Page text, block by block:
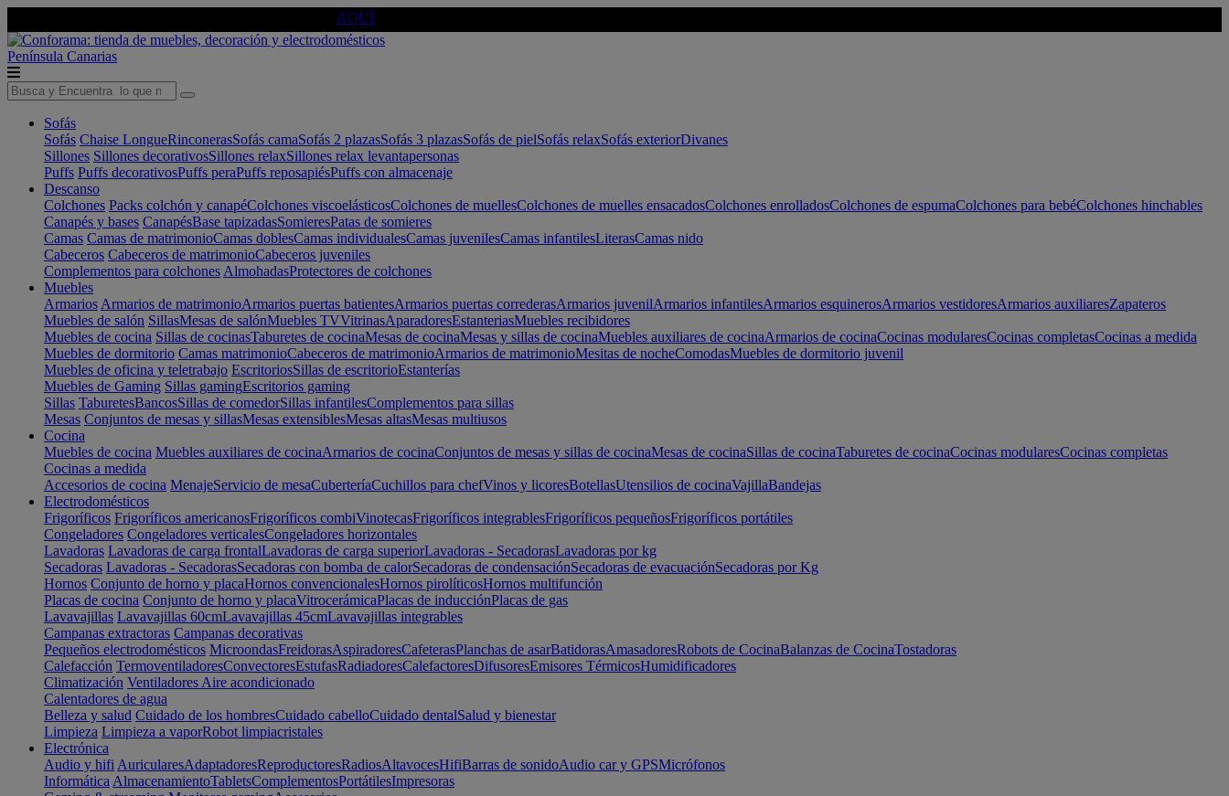
AQUÍ
Península Canarias
Sofás
Sofás Chaise LongueRinconerasSofás camaSofás 2 plazasSofás 3 plazasSofás de pielSofás relaxSofás exteriorDivanes
Sillones Sillones decorativosSillones relaxSillones relax levantapersonas
Puffs Puffs decorativosPuffs peraPuffs reposapiésPuffs con almacenaje
Descanso
Colchones Packs colchón y canapéColchones viscoelásticosColchones de muellesColchones de muelles ensacadosColchones enrolladosColchones de espumaColchones para bebéColchones hinchables
Canapés y bases CanapésBase tapizadasSomieresPatas de somieres
Camas Camas de matrimonioCamas doblesCamas individualesCamas juvenilesCamas infantilesLiterasCamas nido
Cabeceros Cabeceros de matrimonioCabeceros juveniles
Complementos para colchones AlmohadasProtectores de colchones
Muebles
Armarios Armarios de matrimonioArmarios puertas batientesArmarios puertas correderasArmarios juvenilArmarios infantilesArmarios esquinerosArmarios vestidoresArmarios auxiliaresZapateros
Muebles de salón SillasMesas de salónMuebles TVVitrinasAparadoresEstanteriasMuebles recibidores
Muebles de cocina Sillas de cocinasTaburetes de cocinaMesas de cocinaMesas y sillas de cocinaMuebles auxiliares de cocinaArmarios de cocinaCocinas modularesCocinas completasCocinas a medida
Muebles de dormitorio Camas matrimonioCabeceros de matrimonioArmarios de matrimonioMesitas de nocheComodasMuebles de dormitorio juvenil
Muebles de oficina y teletrabajo EscritoriosSillas de escritorioEstanterías
Muebles de Gaming Sillas gamingEscritorios gaming
Sillas TaburetesBancosSillas de comedorSillas infantilesComplementos para sillas
Mesas Conjuntos de mesas y sillasMesas extensiblesMesas altasMesas multiusos
Cocina
Muebles de cocina Muebles auxiliares de cocinaArmarios de cocinaConjuntos de mesas y sillas de cocinaMesas de cocinaSillas de cocinaTaburetes de cocinaCocinas modularesCocinas completas
Cocinas a medida
Accesorios de cocina MenajeServicio de mesaCuberteríaCuchillos para chefVinos y licoresBotellasUtensilios de cocinaVajillaBandejas
Electrodomésticos
Frigoríficos Frigoríficos americanosFrigoríficos combiVinotecasFrigoríficos integrablesFrigoríficos pequeñosFrigoríficos portátiles
Congeladores Congeladores verticalesCongeladores horizontales
Lavadoras Lavadoras de carga frontalLavadoras de carga superiorLavadoras - SecadorasLavadoras por kg
Secadoras Lavadoras - SecadorasSecadoras con bomba de calorSecadoras de condensaciónSecadoras de evacuaciónSecadoras por Kg
Hornos Conjunto de horno y placaHornos convencionalesHornos pirolíticosHornos multifunción
Placas de cocina Conjunto de horno y placaVitrocerámicaPlacas de inducciónPlacas de gas
Lavavajillas Lavavajillas 60cmLavavajillas 45cmLavavajillas integrables
Campanas extractoras Campanas decorativas
Pequeños electrodomésticos MicroondasFreidorasAspiradoresCafeterasPlanchas de asarBatidorasAmasadoresRobots de CocinaBalanzas de CocinaTostadoras
Calefacción TermoventiladoresConvectoresEstufasRadiadoresCalefactoresDifusoresEmisores TérmicosHumidificadores
Climatización Ventiladores Aire acondicionado
Calentadores de agua
Belleza y salud Cuidado de los hombresCuidado cabelloCuidado dentalSalud y bienestar
Limpieza Limpieza a vaporRobot limpiacristales
Electrónica
Audio y hifi AuricularesAdaptadoresReproductoresRadiosAltavocesHifiBarras de sonidoAudio car y GPSMicrófonos
Informática AlmacenamientoTabletsComplementosPortátilesImpresoras